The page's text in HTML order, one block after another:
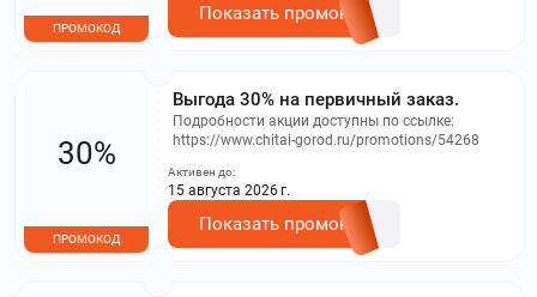
ПРОМОКОД
Показать промокод
Выгода 30% на первичный заказ.
Подробности акции доступны по ссылке:
https://www.chitai-gorod.ru/promotions/54268
30%
ПРОМОКОД
Активен до:
15 августа 2026 г.
Показать промокод